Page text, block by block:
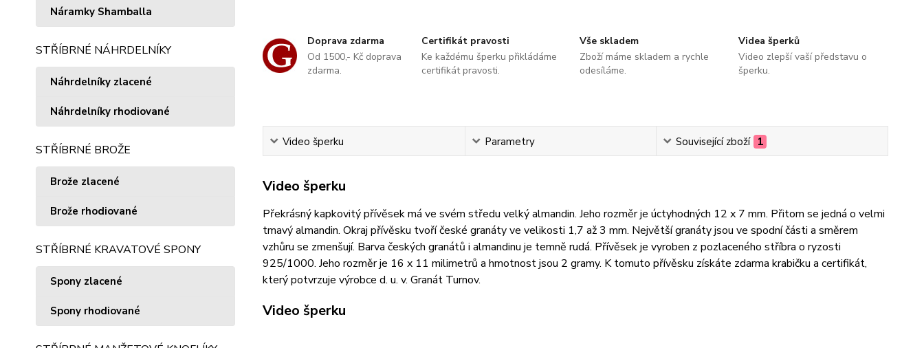
Náramky Shamballa
STŘÍBRNÉ NÁHRDELNÍKY
Náhrdelníky zlacené
Náhrdelníky rhodiované
STŘÍBRNÉ BROŽE
Brože zlacené
Brože rhodiované
STŘÍBRNÉ KRAVATOVÉ SPONY
Spony zlacené
Spony rhodiované
Doprava zdarma
Od 1500,- Kč doprava
zdarma.
Certifikát pravosti
Ke každému šperku přikládáme
certifikát pravosti.
Vše skladem
Zboží máme skladem a rychle
odesíláme.
Videa šperků
Video zlepší vaší představu o
šperku.
Video šperku Parametry Související zboží 1
Video šperku
Překrásný kapkovitý přívěsek má ve svém středu velký almandin. Jeho rozměr je úctyhodných 12 x 7 mm. Přitom se jedná o velmi
tmavý almandin. Okraj přívěsku tvoří české granáty ve velikosti 1,7 až 3 mm. Největší granáty jsou ve spodní části a směrem
vzhůru se zmenšují. Barva českých granátů i almandinu je temně rudá. Přívěsek je vyroben z pozlaceného stříbra o ryzosti
925/1000. Jeho rozměr je 16 x 11 milimetrů a hmotnost jsou 2 gramy. K tomuto přívěsku získáte zdarma krabičku a certifikát,
který potvrzuje výrobce d. u. v. Granát Turnov.
Video šperku